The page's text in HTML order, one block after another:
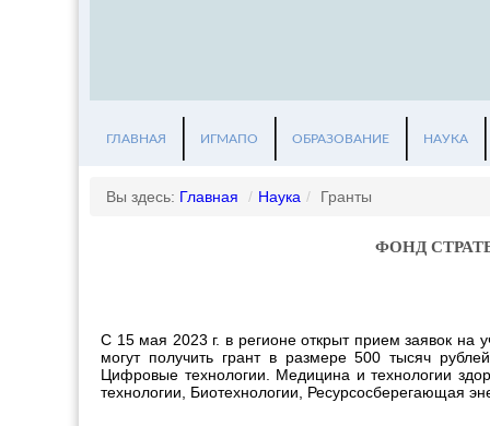
ГЛАВНАЯ ИГМАПО ОБРАЗОВАНИЕ НАУКА
Вы здесь: Главная / Наука / Гранты
ФОНД
С 15 мая 2023 г. в регионе открыт прием заявок на
могут получить грант в размере 500 тысяч
Цифровые технологии. Медицина и технологии
технологии, Биотехнологии, Ресурсосберегающая